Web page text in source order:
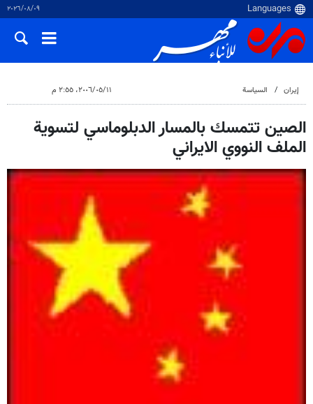
٠٩‏/٠٨‏/٢٠٢٦
إيران السياسة ١١‏/٠٥‏/٢٠٠٦، ٢:٥٥ م
الصين تتمسك بالمسار الدبلوماسي لتسوية
الملف النووي الايراني